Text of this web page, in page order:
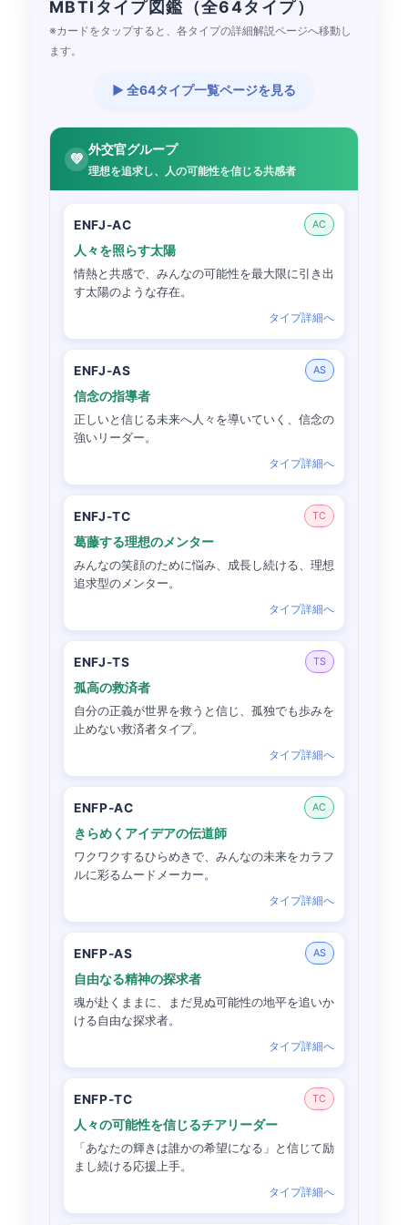
MBTIタイプ図鑑（全64タイプ）
※カードをタップすると、各タイプの詳細解説ページへ移動し
ます。
▶ 全64タイプ一覧ページを見る
💚
外交官グループ
理想を追求し、人の可能性を信じる共感者
ENFJ-AC AC
人々を照らす太陽
情熱と共感で、みんなの可能性を最大限に引き出
す太陽のような存在。
タイプ詳細へ
ENFJ-AS AS
信念の指導者
正しいと信じる未来へ人々を導いていく、信念の
強いリーダー。
タイプ詳細へ
ENFJ-TC TC
葛藤する理想のメンター
みんなの笑顔のために悩み、成長し続ける、理想
追求型のメンター。
タイプ詳細へ
ENFJ-TS TS
孤高の救済者
自分の正義が世界を救うと信じ、孤独でも歩みを
止めない救済者タイプ。
タイプ詳細へ
ENFP-AC AC
きらめくアイデアの伝道師
ワクワクするひらめきで、みんなの未来をカラフ
ルに彩るムードメーカー。
タイプ詳細へ
ENFP-AS AS
自由なる精神の探求者
魂が赴くままに、まだ見ぬ可能性の地平を追いか
ける自由な探求者。
タイプ詳細へ
ENFP-TC TC
人々の可能性を信じるチアリーダー
「あなたの輝きは誰かの希望になる」と信じて励
まし続ける応援上手。
タイプ詳細へ